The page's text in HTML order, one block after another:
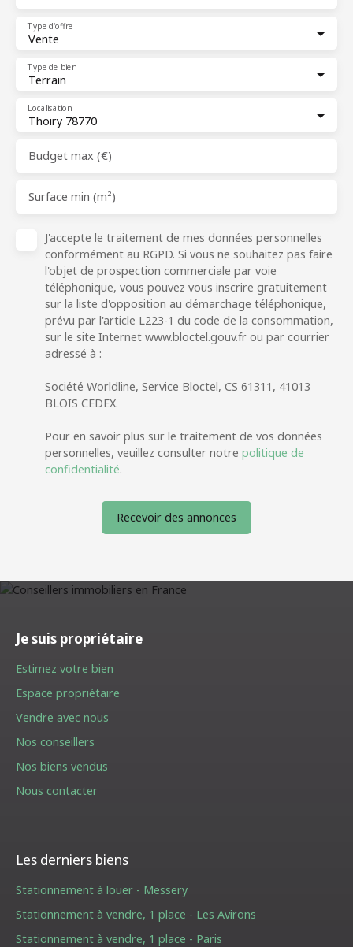
Vente
Type d'offre
Terrain
Type de bien
Thoiry 78770
Localisation
Budget max (€)
Surface min (m²)
J'accepte le traitement de mes données personnelles
conformément au RGPD. Si vous ne souhaitez pas faire
l'objet de prospection commerciale par voie
téléphonique, vous pouvez vous inscrire gratuitement
sur la liste d'opposition au démarchage téléphonique,
prévu par l'article L223-1 du code de la consommation,
sur le site Internet www.bloctel.gouv.fr ou par courrier
adressé à :
Société Worldline, Service Bloctel, CS 61311, 41013
BLOIS CEDEX.
Pour en savoir plus sur le traitement de vos données
personnelles, veuillez consulter notre politique de
confidentialité.
Recevoir des annonces
Je suis propriétaire
Estimez votre bien
Espace propriétaire
Vendre avec nous
Nos conseillers
Nos biens vendus
Nous contacter
Les derniers biens
Stationnement à louer - Messery
Stationnement à vendre, 1 place - Les Avirons
Stationnement à vendre, 1 place - Paris